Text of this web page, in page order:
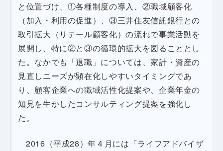
と位置づけ、①各種制度の導入、②職域顧客化
（加入・利用の促進）、③三井住友信託銀行との
取引拡大（リテール顧客化）の流れで事業活動を
展開し、特に②と③の循環的拡大を図ることとし
た。なかでも「退職」については、家計・資産の
見直しニーズが顕在化しやすいタイミングであ
り、顧客企業への職域活性化提案や、企業年金の
知見を生かしたコンサルティング提案を強化し
た。
2016（平成28）年４月には「ライフアドバイザ